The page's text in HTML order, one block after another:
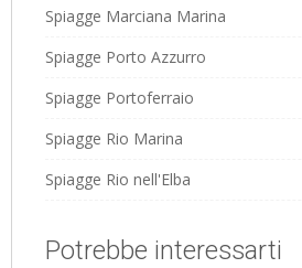
Spiagge Marciana Marina
Spiagge Porto Azzurro
Spiagge Portoferraio
Spiagge Rio Marina
Spiagge Rio nell'Elba
Potrebbe interessarti